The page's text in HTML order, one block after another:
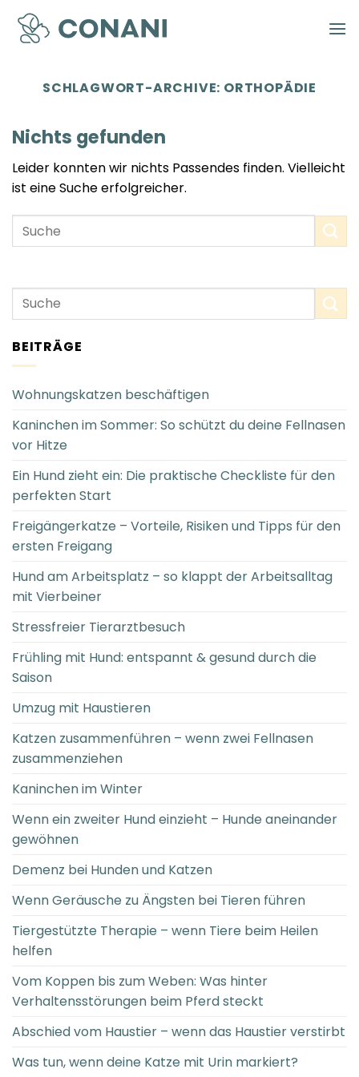
Zum
Inhalt
springen
SCHLAGWORT-ARCHIVE: ORTHOPÄDIE
Nichts gefunden
Leider konnten wir nichts Passendes finden. Vielleicht
ist eine Suche erfolgreicher.
BEITRÄGE
Wohnungskatzen beschäftigen
Kaninchen im Sommer: So schützt du deine Fellnasen
vor Hitze
Ein Hund zieht ein: Die praktische Checkliste für den
perfekten Start
Freigängerkatze – Vorteile, Risiken und Tipps für den
ersten Freigang
Hund am Arbeitsplatz – so klappt der Arbeitsalltag
mit Vierbeiner
Stressfreier Tierarztbesuch
Frühling mit Hund: entspannt & gesund durch die
Saison
Umzug mit Haustieren
Katzen zusammenführen – wenn zwei Fellnasen
zusammenziehen
Kaninchen im Winter
Wenn ein zweiter Hund einzieht – Hunde aneinander
gewöhnen
Demenz bei Hunden und Katzen
Wenn Geräusche zu Ängsten bei Tieren führen
Tiergestützte Therapie – wenn Tiere beim Heilen
helfen
Vom Koppen bis zum Weben: Was hinter
Verhaltensstörungen beim Pferd steckt
Abschied vom Haustier – wenn das Haustier verstirbt
Was tun, wenn deine Katze mit Urin markiert?